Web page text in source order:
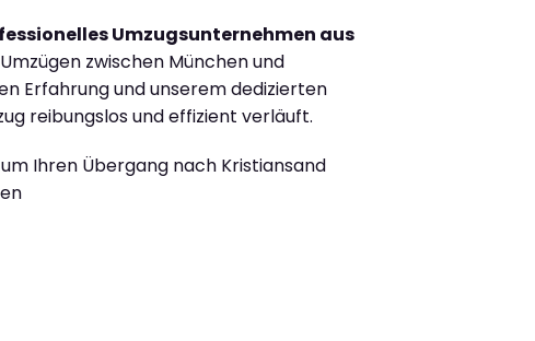
Umzugsunternehmen aus
zwischen München und
Erfahrung und unserem dedizierten
reibungslos und effizient verläuft.
Ihren Übergang nach Kristiansand